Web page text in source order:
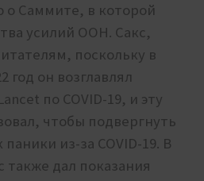
о Саммите, в которой
усилий ООН. Сакс,
поскольку в
год он возглавлял
по COVID-19, и эту
чтобы подвергнуть
из-за COVID-19. В
также дал показания